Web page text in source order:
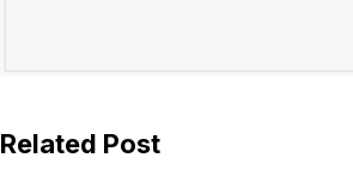
Related Post